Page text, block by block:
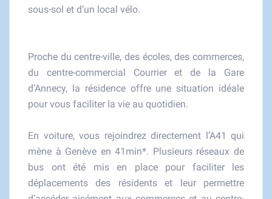
sous-sol et d’un local vélo.
Proche du centre-ville, des écoles, des commerces,
du centre-commercial Courrier et de la Gare
d’Annecy, la résidence offre une situation idéale
pour vous faciliter la vie au quotidien.
En voiture, vous rejoindrez directement l’A41 qui
mène à Genève en 41min*. Plusieurs réseaux de
bus ont été mis en place pour faciliter les
déplacements des résidents et leur permettre